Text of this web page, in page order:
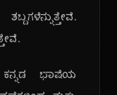
ಕನ್ನಡ ಭಾಷೆಯ